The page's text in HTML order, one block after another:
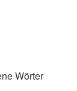
Wörter